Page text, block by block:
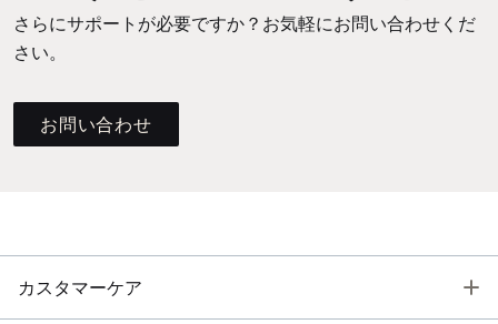
さらにサポートが必要ですか？お気軽にお問い合わせくだ
さい。
お問い合わせ
カスタマーケア